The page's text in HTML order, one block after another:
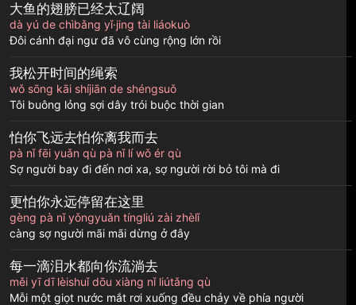
大鱼的翅膀已经太辽阔
dà yú de chìbǎng yǐ·jing tài liáokuò
Đôi cánh đại ngư đã vô cùng rộng lớn rồi
我松开时间的绳索
wǒ sōng kāi shíjiān de shéngsuǒ
Tôi buông lỏng sợi dây trói buộc thời gian
怕你飞远去怕你离我而去
pà nǐ fēi yuǎn qù pà nǐ lí wǒ ér qù
Sợ người bay đi đến nơi xa, sợ người rời bỏ tôi mà đi
更怕你永远停留在这里
gèng pà nǐ yǒngyuǎn tíngliú zài zhèlǐ
càng sợ người mãi mãi dừng ở đây
每一滴泪水都向你流淌去
měi yī dī lèishuǐ dōu xiàng nǐ liútǎng qù
Mỗi một giọt nước mắt rơi xuống đều chảy về phía người